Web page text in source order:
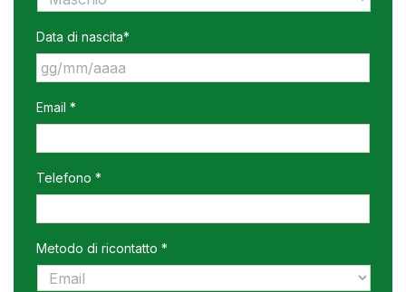
Data di nascita*
slash
slash
AAAA
Email *
Telefono *
Metodo di ricontatto *